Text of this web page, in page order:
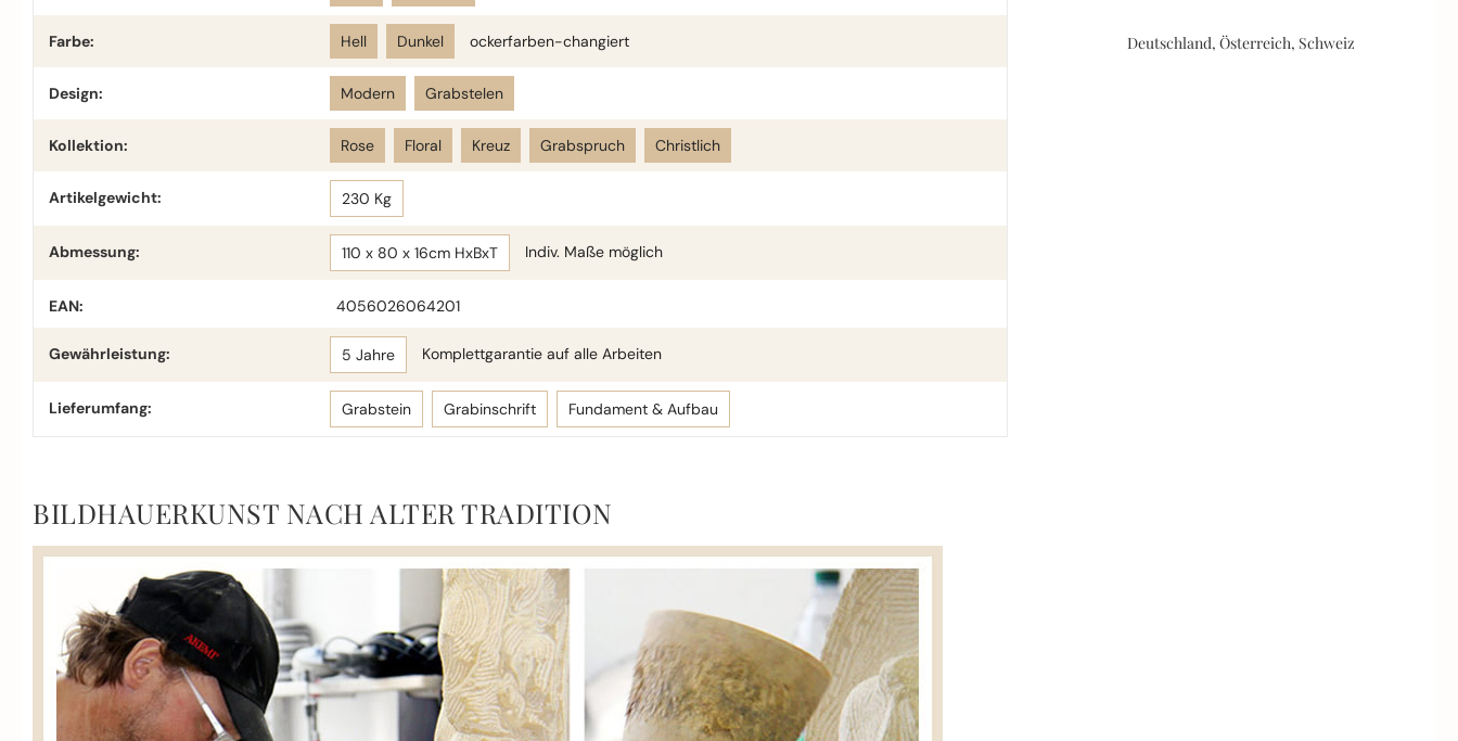
Farbe: Hell Dunkel ockerfarben-changiert
Design: Modern Grabstelen
Kollektion: Rose Floral Kreuz Grabspruch Christlich
Artikelgewicht: 230 Kg
Abmessung: 110 x 80 x 16cm HxBxT Indiv. Maße möglich
EAN: 4056026064201
Gewährleistung: 5 Jahre Komplettgarantie auf alle Arbeiten
Lieferumfang: Grabstein Grabinschrift Fundament & Aufbau
Deutschland, Österreich, Schweiz
BILDHAUERKUNST NACH ALTER TRADITION